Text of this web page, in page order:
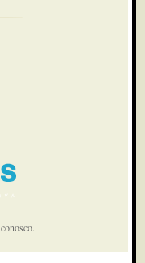
conosco.